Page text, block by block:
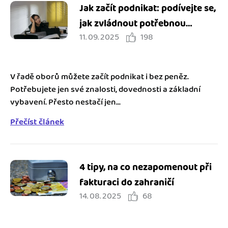
Jak začít podnikat: podívejte se,
jak zvládnout potřebnou
administrativu
11. 09. 2025 198
V řadě oborů můžete začít podnikat i bez peněz.
Potřebujete jen své znalosti, dovednosti a základní
vybavení. Přesto nestačí jen...
Přečíst článek
4 tipy, na co nezapomenout při
fakturaci do zahraničí
14. 08. 2025 68